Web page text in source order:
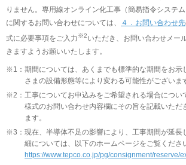
りません。専用線オンライン化工事（簡易指令システム
に関するお問い合わせについては、
４．お問い合わせ先
式に必要事項をご入力※2いただき、お問い合わせメー
きますようお願いいたします。
※1： 期間については、あくまでも標準的な期間をお示
さまの設備形態等により変わる可能性がございま
※2： 工事についてお申込みをご希望される場合につい
様式のお問い合わせ内容欄にその旨を記載いただ
ます。
※3： 現在、半導体不足の影響により、工事期間が延長
細については、以下のホームページをご覧くださ
https://www.tepco.co.jp/pg/consignment/reserve/